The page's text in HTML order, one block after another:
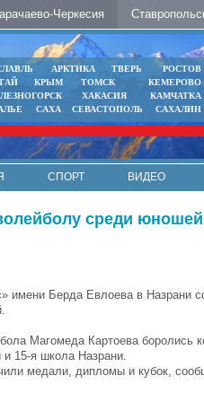
Черкесия
АРКТИКА ТВЕРЬ
РОСТОВ
КРЫМ ТОМСК
КЕМЕРОВО
ХАКАСИЯ
КАМЧАТКА
САХА СЕВАСТОПОЛЬ САХАЛИН
СПОРТ ВИДЕО
среди юношей
имени Берда Евлоева в Назрани
Магомеда Картоева
15-я школа Назрани.
медали, дипломы и кубок,